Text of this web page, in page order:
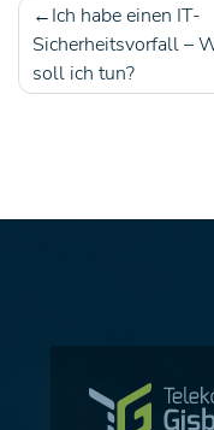
Ich habe einen IT-
Sicherheitsvorfall –
soll ich tun?